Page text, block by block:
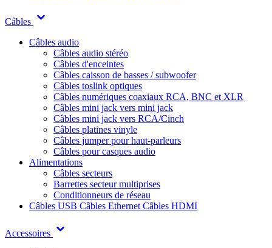
Câbles
Câbles audio
Câbles audio stéréo
Câbles d'enceintes
Câbles caisson de basses / subwoofer
Câbles toslink optiques
Câbles numériques coaxiaux RCA, BNC et XLR
Câbles mini jack vers mini jack
Câbles mini jack vers RCA/Cinch
Câbles platines vinyle
Câbles jumper pour haut-parleurs
Câbles pour casques audio
Alimentations
Câbles secteurs
Barrettes secteur multiprises
Conditionneurs de réseau
Câbles USB Câbles Ethernet Câbles HDMI
Accessoires